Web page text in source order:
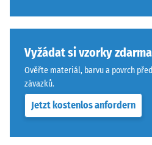
Vyžádat si vzorky zdarma
Ověřte materiál, barvu a povrch
závazků.
Jetzt kostenlos anfordern